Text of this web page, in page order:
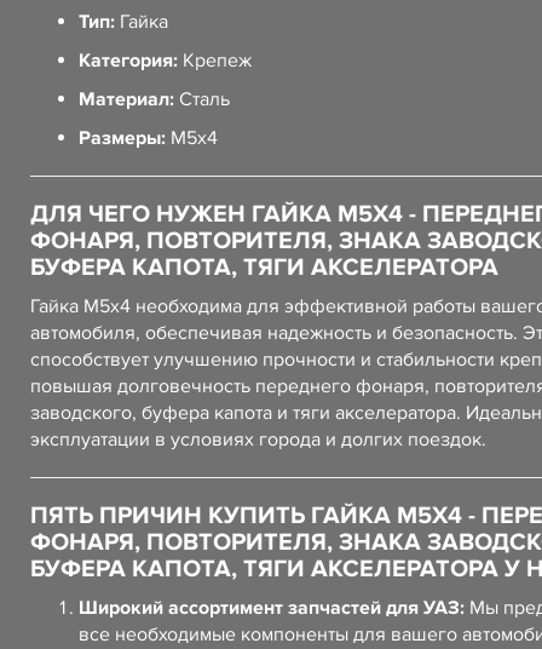
Тип: Гайка
Категория: Крепеж
Материал: Сталь
Размеры: М5х4
ДЛЯ ЧЕГО НУЖЕН ГАЙКА М5Х4 -
ФОНАРЯ, ПОВТОРИТЕЛЯ, ЗНАКА
БУФЕРА КАПОТА, ТЯГИ АКСЕЛЕРАТОРА
Гайка М5х4 необходима для эффективной работы
автомобиля, обеспечивая надежность и безопасность.
способствует улучшению прочности и стабильности
повышая долговечность переднего фонаря,
заводского, буфера капота и тяги акселератора.
эксплуатации в условиях города и долгих поездок.
ПЯТЬ ПРИЧИН КУПИТЬ ГАЙКА М5Х4 -
ФОНАРЯ, ПОВТОРИТЕЛЯ, ЗНАКА
БУФЕРА КАПОТА, ТЯГИ АКСЕЛЕРАТОРА У
Широкий ассортимент запчастей для УАЗ: Мы
все необходимые компоненты для вашего